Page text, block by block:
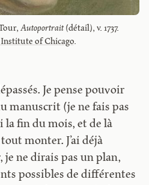
Autoportrait (détail), v. 1737.
of Chicago.
Je pense pouvoir
manuscrit (je ne fais pas
la fin du mois, et de là
monter. J’ai déjà
je ne dirais pas un plan,
possibles de différentes